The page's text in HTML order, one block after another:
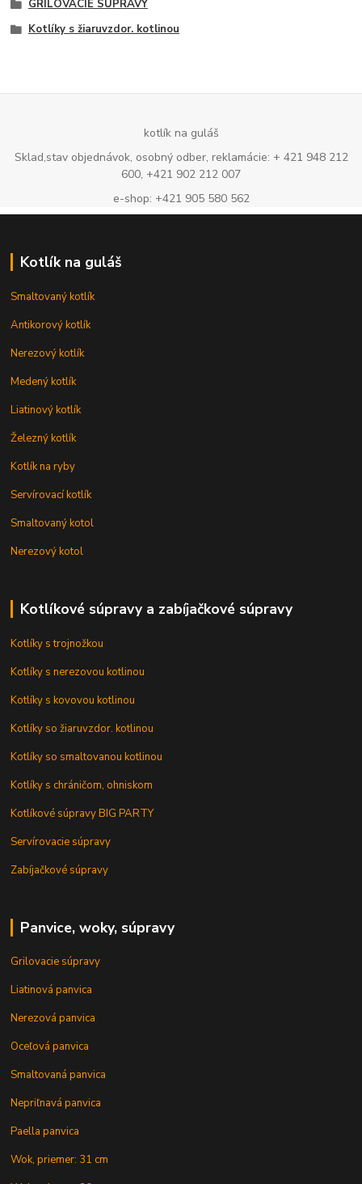
GRILOVACIE SÚPRAVY
Kotlíky s žiaruvzdor. kotlinou
kotlík na guláš
Sklad,stav objednávok, osobný odber, reklamácie: + 421 948 212
600, +421 902 212 007
e-shop: +421 905 580 562
Kotlík na guláš
Smaltovaný kotlík
Antikorový kotlík
Nerezový kotlík
Medený kotlík
Liatinový kotlík
Železný kotlík
Kotlík na ryby
Servírovací kotlík
Smaltovaný kotol
Nerezový kotol
Kotlíkové súpravy a zabíjačkové súpravy
Kotlíky s trojnožkou
Kotlíky s nerezovou kotlinou
Kotlíky s kovovou kotlinou
Kotlíky so žiaruvzdor. kotlinou
Kotlíky so smaltovanou kotlinou
Kotlíky s chráničom, ohniskom
Kotlíkové súpravy BIG PARTY
Servírovacie súpravy
Zabíjačkové súpravy
Panvice, woky, súpravy
Grilovacie súpravy
Liatinová panvica
Nerezová panvica
Oceľová panvica
Smaltovaná panvica
Nepriľnavá panvica
Paella panvica
Wok, priemer: 31 cm